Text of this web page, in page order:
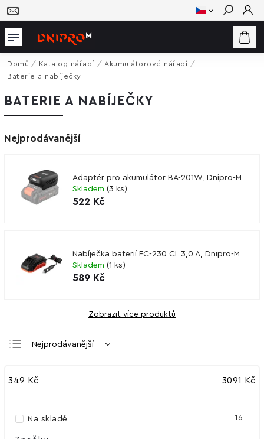
Hledat
Domů / Katalog nářadí / Akumulátorové nářadí /
Baterie a nabíječky
BATERIE A NABÍJEČKY
Nejprodávanější
Adaptér pro akumulátor BA-201W, Dnipro-M
Skladem (3 ks)
522 Kč
Nabíječka baterií FC-230 CL 3,0 A, Dnipro-M
Skladem (1 ks)
589 Kč
Zobrazit více produktů
Nejprodávanější
Nejdražší
349 Kč 3091 Kč
Na skladě 16